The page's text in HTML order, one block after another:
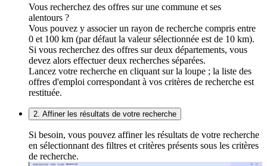
Vous recherchez des offres sur une commune et ses
alentours ?
Vous pouvez y associer un rayon de recherche compris entre
0 et 100 km (par défaut la valeur sélectionnée est de 10 km).
Si vous recherchez des offres sur deux départements, vous
devez alors effectuer deux recherches séparées.
Lancez votre recherche en cliquant sur la loupe ; la liste des
offres d'emploi correspondant à vos critères de recherche est
restituée.
2. Affiner les résultats de votre recherche
Si besoin, vous pouvez affiner les résultats de votre recherche
en sélectionnant des filtres et critères présents sous les critères
de recherche.